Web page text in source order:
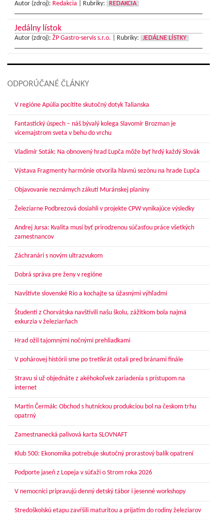
Autor (zdroj): Redakcia Rubriky: REDAKCIA
Jedálny lístok
Autor (zdroj): ŽP Gastro-servis s.r.o. Rubriky: JEDÁLNE LÍSTKY
ODPORÚČANÉ ČLÁNKY
V regióne Apúlia pocítite skutočný dotyk Talianska
Fantastický úspech – náš bývalý kolega Slavomír Brozman je
vicemajstrom sveta v behu do vrchu
Vladimír Soták: Na obnovený hrad Ľupča môže byť hrdý každý Slovák
Výstava Fragmenty harmónie otvorila hlavnú sezónu na hrade Ľupča
Objavovanie neznámych zákutí Muránskej planiny
Železiarne Podbrezová dosiahli v projekte CPW vynikajúce výsledky
Andrej Jursa: Kvalita musí byť prirodzenou súčasťou práce všetkých
zamestnancov
Záchranári s novým ultrazvukom
Dobrá správa pre ženy v regióne
Navštívte slovenské Rio a kochajte sa úžasnými výhľadmi
Študenti z Chorvátska navštívili našu školu, zážitkom bola najmä
exkurzia v železiarňach
Hrad ožil tajomnými nočnými prehliadkami
V pohárovej histórii sme po tretíkrát ostali pred bránami finále
Stravu si už objednáte z akéhokoľvek zariadenia s prístupom na
internet
Martin Čermák: Obchod s hutníckou produkciou bol na českom trhu
opatrný
Zamestnanecká palivová karta SLOVNAFT
Klub 500: Ekonomika potrebuje skutočný prorastový balík opatrení
Podporte jaseň z Lopeja v súťaži o Strom roka 2026
V nemocnici pripravujú denný detský tábor i jesenné workshopy
Stredoškolskú etapu zavŕšili maturitou a prijatím do rodiny železiarov